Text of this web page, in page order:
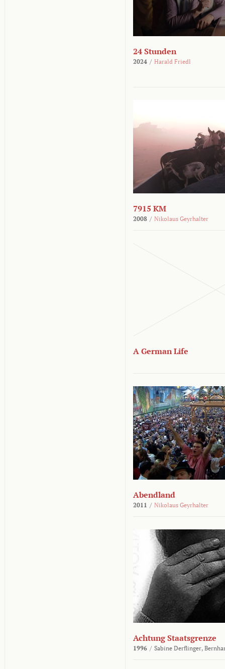
24 Stunden
2024 / Harald Friedl
7915 KM
2008 / Nikolaus Geyrhalter
A German Life
Abendland
2011 / Nikolaus Geyrhalter
Achtung Staatsgrenze
1996 / Sabine Derflinger,